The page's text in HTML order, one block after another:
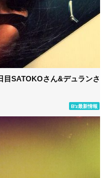
目SATOKOさん&デュランさ
B'z最新情報